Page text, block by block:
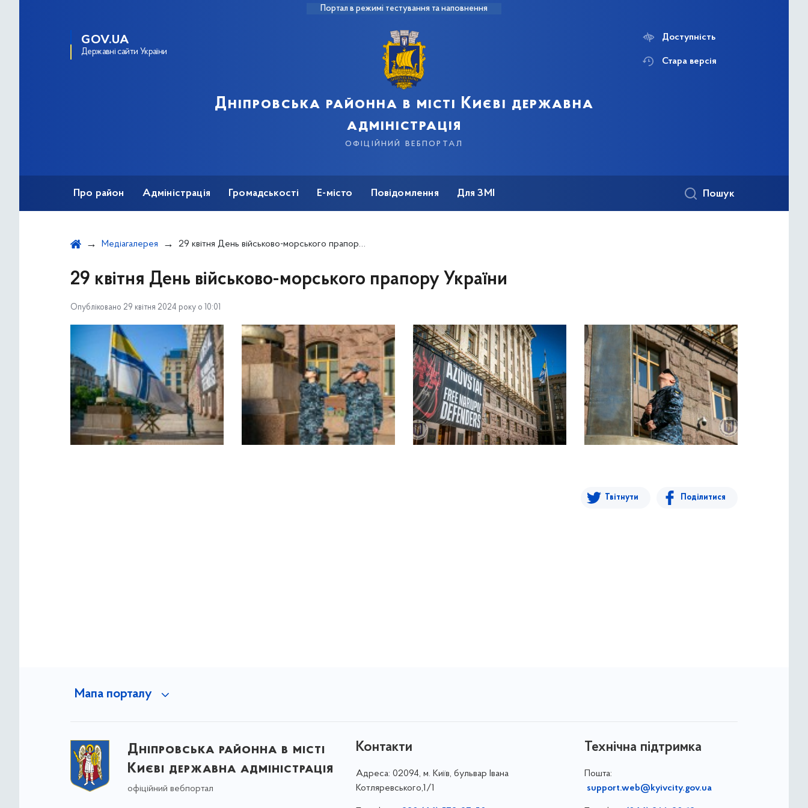
Портал в режимі тестування та наповнення
GOV.UA
Державні сайти України
Дніпровська районна в місті Києві державна
адміністрація
офіційний вебпортал
Доступність
Стара версія
Про район Адміністрація Громадськості Е-місто Повідомлення Для ЗМІ Пошук
Медіагалерея 29 квітня День військово-морського прапору України
29 квітня День військово-морського прапору України
Опубліковано 29 квітня 2024 року о 10:01
Твітнути Поділитися
Мапа порталу
Дніпровська районна в місті
Києві державна адміністрація
офіційний вебпортал
Контакти
Адреса: 02094, м. Київ, бульвар Івана
Котляревського,1/1
Технічна підтримка
Пошта:
support.web@kyivcity.gov.ua